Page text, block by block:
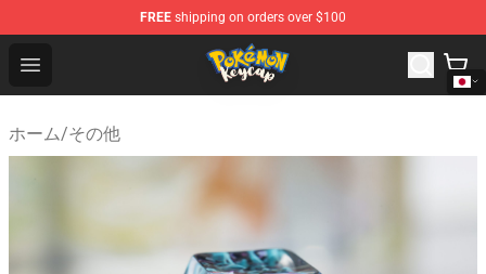
FREE shipping on orders over $100
Open menu
Pokemon Keycap Shop - The Best Store of Pokemon
ホーム/その他